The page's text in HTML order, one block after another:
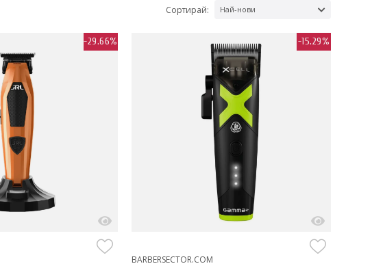
Сортирай: Най-нови
-29.66% -15.29%
BARBERSECTOR.COM